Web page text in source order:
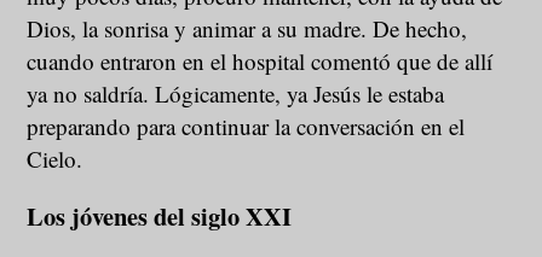
Dios, la sonrisa y animar a su madre. De hecho,
cuando entraron en el hospital comentó que de allí
ya no saldría. Lógicamente, ya Jesús le estaba
preparando para continuar la conversación en el
Cielo.
Los jóvenes del siglo XXI